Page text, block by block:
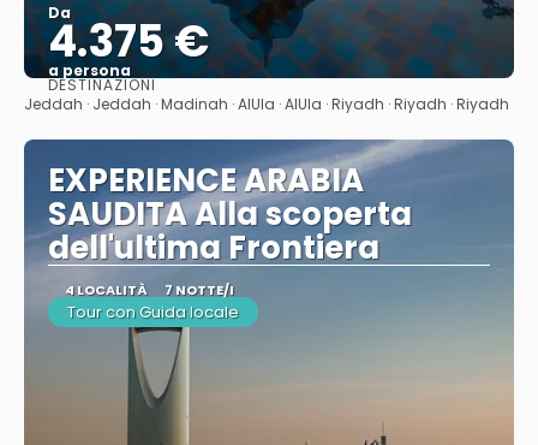
Da
4.375 €
a persona
Vedere
DESTINAZIONI
Jeddah · Jeddah · Madinah · AlUla · AlUla · Riyadh · Riyadh · Riyadh
EXPERIENCE ARABIA
SAUDITA Alla scoperta
dell'ultima Frontiera
4 LOCALITÀ 7 NOTTE/I
Tour con Guida locale